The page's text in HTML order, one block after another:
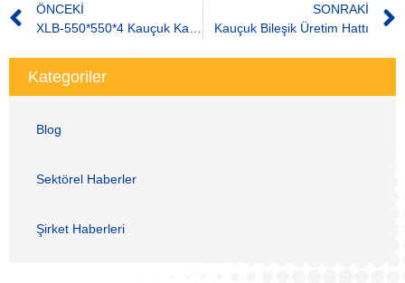
Kategoriler
Blog
Sektörel Haberler
Şirket Haberleri
ÖNCEKI
SONRAKI
Kauçuk Bileşik Üretim Hattı